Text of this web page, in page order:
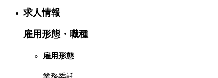
求人情報
雇用形態・職種
雇用形態
業務委託